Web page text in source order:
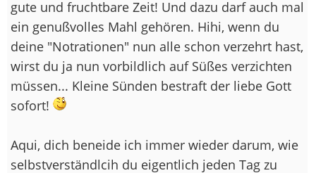
gute und fruchtbare Zeit! Und dazu darf auch mal
ein genußvolles Mahl gehören. Hihi, wenn du
deine "Notrationen" nun alle schon verzehrt hast,
wirst du ja nun vorbildlich auf Süßes verzichten
müssen... Kleine Sünden bestraft der liebe Gott
sofort!
Aqui, dich beneide ich immer wieder darum, wie
selbstverständlcih du eigentlich jeden Tag zu